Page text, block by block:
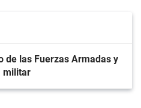
de las Fuerzas Armadas y
militar